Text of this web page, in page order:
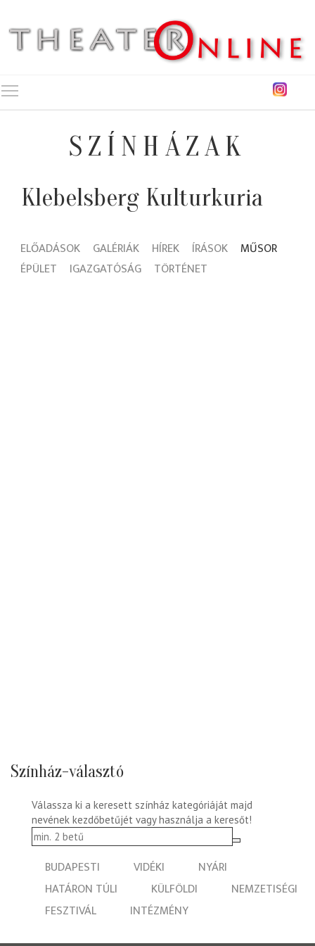
SZÍNHÁZAK
Klebelsberg Kulturkuria
ELŐADÁSOK GALÉRIÁK HÍREK ÍRÁSOK
MŰSOR
ÉPÜLET
IGAZGATÓSÁG TÖRTÉNET
Színház-választó
Válassza ki a keresett színház kategóriáját majd
nevének kezdőbetűjét vagy használja a keresőt!
BUDAPESTI VIDÉKI
NYÁRI
HATÁRON TÚLI
KÜLFÖLDI
NEMZETISÉGI
FESZTIVÁL
INTÉZMÉNY